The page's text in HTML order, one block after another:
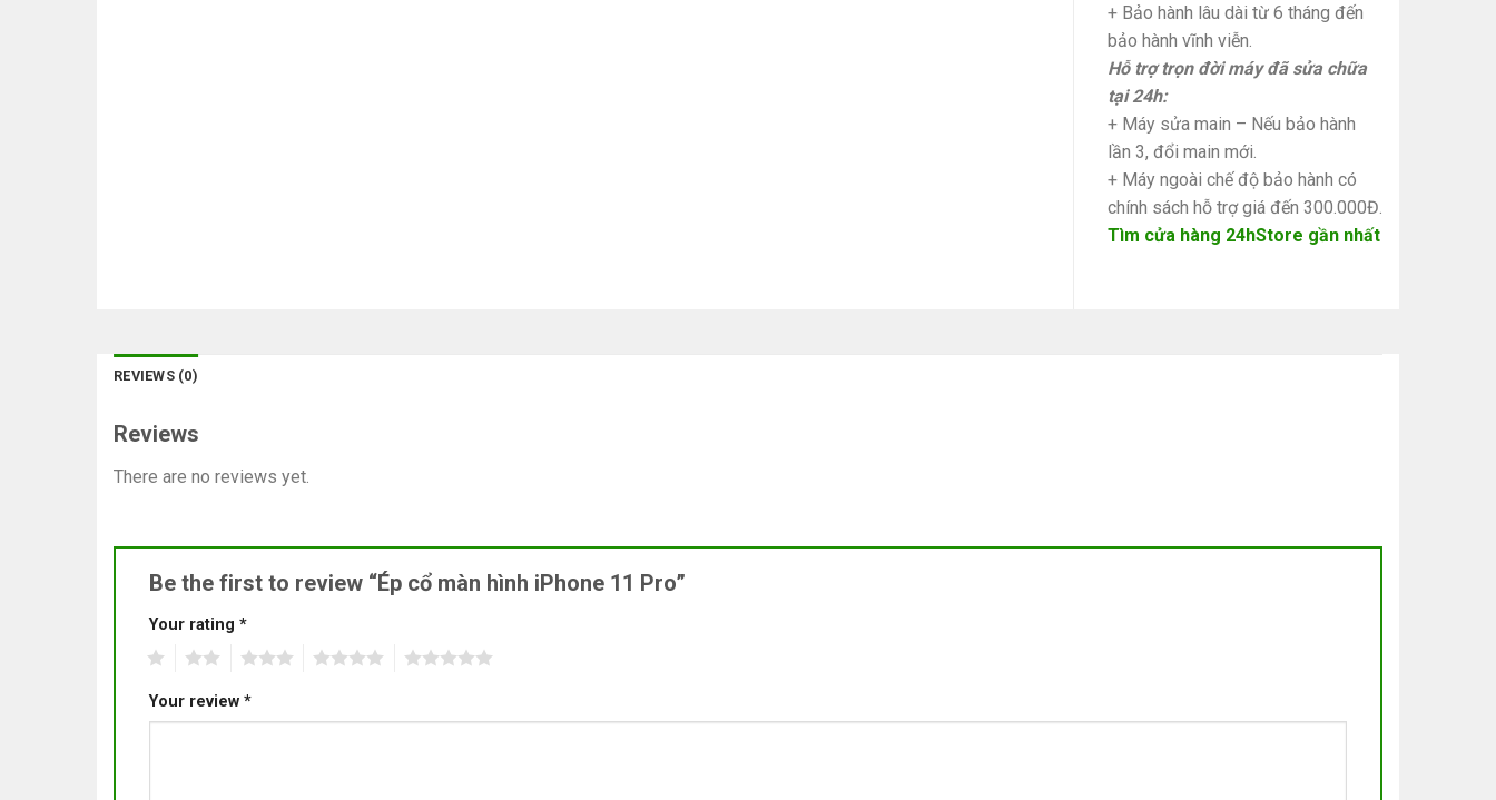
+ Bảo hành lâu dài từ 6 tháng đến
bảo hành vĩnh viễn.
Hỗ trợ trọn đời máy đã sửa chữa
tại 24h:
+ Máy sửa main – Nếu bảo hành
lần 3, đổi main mới.
+ Máy ngoài chế độ bảo hành có
chính sách hỗ trợ giá đến 300.000Đ.
Tìm cửa hàng 24hStore gần nhất
REVIEWS (0)
Reviews
There are no reviews yet.
Be the first to review “Ép cổ màn hình iPhone 11 Pro”
Your rating *
Your review *